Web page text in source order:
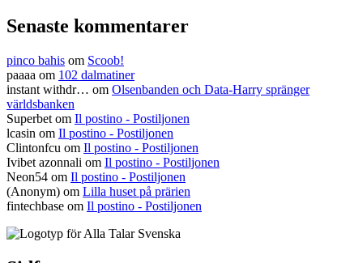
Senaste kommentarer
pinco bahis om Scoob!
paaaa om 102 dalmatiner
instant withdr… om Olsenbanden och Data-Harry spränger
världsbanken
Superbet om Il postino - Postiljonen
lcasin om Il postino - Postiljonen
Clintonfcu om Il postino - Postiljonen
Ivibet azonnali om Il postino - Postiljonen
Neon54 om Il postino - Postiljonen
(Anonym) om Lilla huset på prärien
fintechbase om Il postino - Postiljonen